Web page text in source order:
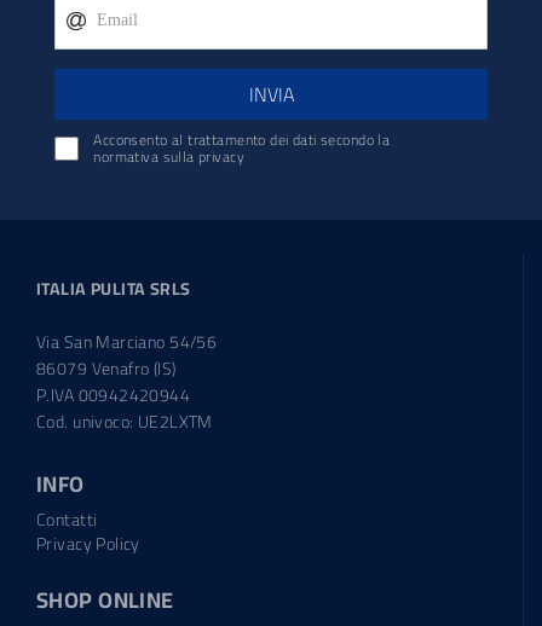
INVIA
Acconsento al trattamento dei dati secondo la
normativa sulla privacy
ITALIA PULITA SRLS
Via San Marciano 54/56
86079 Venafro (IS)
P.IVA 00942420944
Cod. univoco: UE2LXTM
INFO
Contatti
Privacy Policy
SHOP ONLINE